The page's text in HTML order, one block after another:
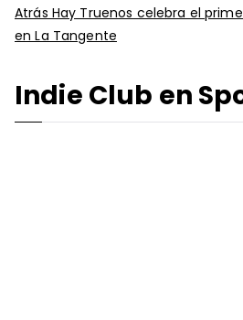
Atrás Hay Truenos celebra el
en La Tangente
Indie Club en